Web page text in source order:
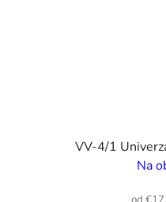
VV-4/1
Na